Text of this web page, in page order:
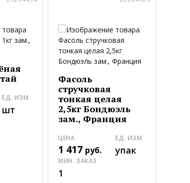
ЕД. ИЗМ.
шт
Фасоль
стручковая
тонкая целая
2,5кг Бондюэль
зам., Франция
ЦЕНА
1 417 руб.
ЕД. ИЗМ.
упак
МИН. ЗАКАЗ
1